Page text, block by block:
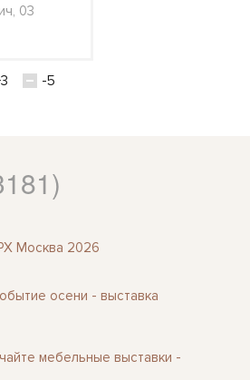
03
-5
Москва 2026
осени - выставка
мебельные выставки -